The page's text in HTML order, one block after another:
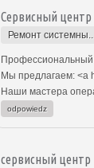
Сервисный центр
Ремонт
Профессиональный
Мы предлагаем: <a
Наши мастера
odpowiedz
сервисный центр